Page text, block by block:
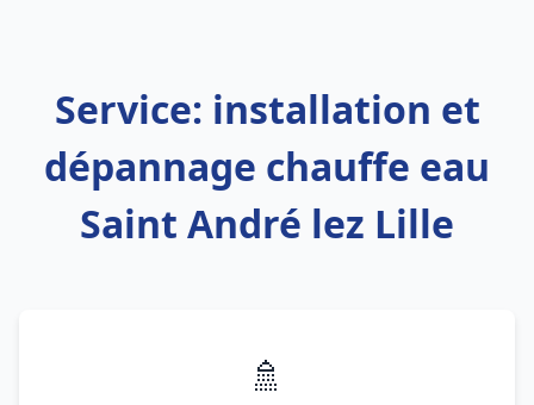
Service: installation et
dépannage chauffe eau
Saint André lez Lille
🚿